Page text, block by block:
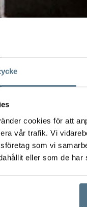
cookies för att
vår trafik. Vi
som vi
eller som de